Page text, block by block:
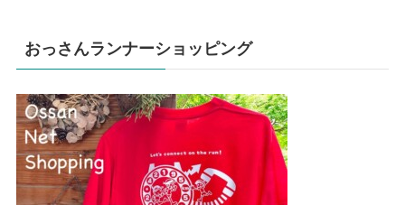
おっさんランナーショッピング